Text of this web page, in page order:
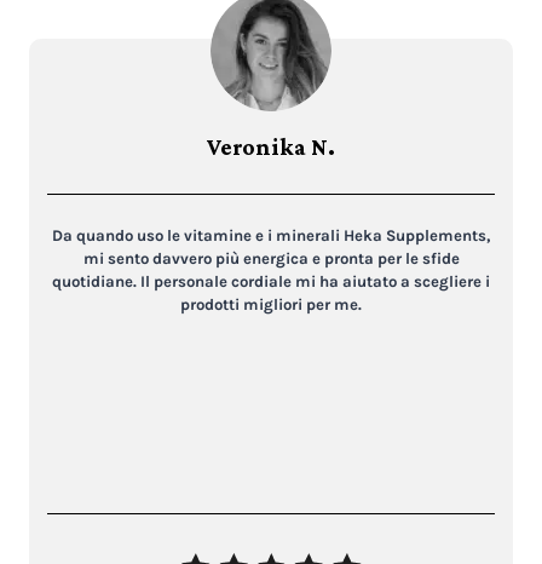
Veronika N.
Da quando uso le vitamine e i minerali Heka Supplements,
mi sento davvero più energica e pronta per le sfide
quotidiane. Il personale cordiale mi ha aiutato a scegliere i
prodotti migliori per me.